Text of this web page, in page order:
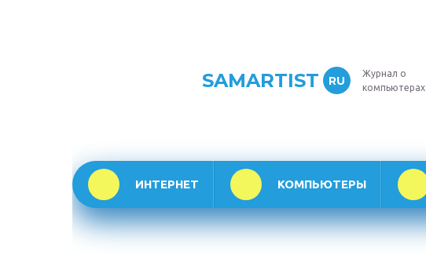
SAMARTIST RU
Журнал о
компьютерах
ИНТЕРНЕТ КОМПЬЮТЕРЫ